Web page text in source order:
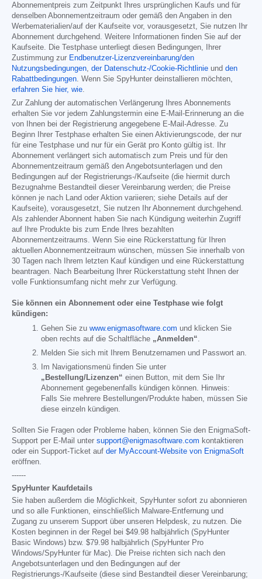
Abonnementpreis zum Zeitpunkt Ihres ursprünglichen Kaufs und für
denselben Abonnementzeitraum oder gemäß den Angaben in den
Werbematerialien/auf der Kaufseite vor, vorausgesetzt, Sie nutzen Ihr
Abonnement durchgehend. Weitere Informationen finden Sie auf der
Kaufseite. Die Testphase unterliegt diesen Bedingungen, Ihrer
Zustimmung zur Endbenutzer-Lizenzvereinbarung/den
Nutzungsbedingungen, der Datenschutz-/Cookie-Richtlinie und den
Rabattbedingungen. Wenn Sie SpyHunter deinstallieren möchten,
erfahren Sie hier, wie.
Zur Zahlung der automatischen Verlängerung Ihres Abonnements
erhalten Sie vor jedem Zahlungstermin eine E-Mail-Erinnerung an die
von Ihnen bei der Registrierung angegebene E-Mail-Adresse. Zu
Beginn Ihrer Testphase erhalten Sie einen Aktivierungscode, der nur
für eine Testphase und nur für ein Gerät pro Konto gültig ist. Ihr
Abonnement verlängert sich automatisch zum Preis und für den
Abonnementzeitraum gemäß den Angebotsunterlagen und den
Bedingungen auf der Registrierungs-/Kaufseite (die hiermit durch
Bezugnahme Bestandteil dieser Vereinbarung werden; die Preise
können je nach Land oder Aktion variieren; siehe Details auf der
Kaufseite), vorausgesetzt, Sie nutzen Ihr Abonnement durchgehend.
Als zahlender Abonnent haben Sie nach Kündigung weiterhin Zugriff
auf Ihre Produkte bis zum Ende Ihres bezahlten
Abonnementzeitraums. Wenn Sie eine Rückerstattung für Ihren
aktuellen Abonnementzeitraum wünschen, müssen Sie innerhalb von
30 Tagen nach Ihrem letzten Kauf kündigen und eine Rückerstattung
beantragen. Nach Bearbeitung Ihrer Rückerstattung steht Ihnen der
volle Funktionsumfang nicht mehr zur Verfügung.
Sie können ein Abonnement oder eine Testphase wie folgt
kündigen:
Gehen Sie zu www.enigmasoftware.com und klicken Sie
oben rechts auf die Schaltfläche „Anmelden“
Melden Sie sich mit Ihrem Benutzernamen und Passwort an.
Im Navigationsmenü finden Sie unter
„Bestellung/Lizenzen“ einen Button, mit dem Sie Ihr
Abonnement gegebenenfalls kündigen können. Hinweis:
Falls Sie mehrere Bestellungen/Produkte haben, müssen Sie
diese einzeln kündigen.
Sollten Sie Fragen oder Probleme haben, können Sie den EnigmaSoft-
Support per E-Mail unter support@enigmasoftware.com kontaktieren
oder ein Support-Ticket auf der MyAccount-Website von EnigmaSoft
eröffnen.
------
SpyHunter Kaufdetails
Sie haben außerdem die Möglichkeit, SpyHunter sofort zu abonnieren
und so alle Funktionen, einschließlich Malware-Entfernung und
Zugang zu unserem Support über unseren Helpdesk, zu nutzen. Die
Kosten beginnen in der Regel bei $49.98 halbjährlich (SpyHunter
Basic Windows) bzw. $79.98 halbjährlich (SpyHunter Pro
Windows/SpyHunter für Mac). Die Preise richten sich nach den
Angebotsunterlagen und den Bedingungen auf der
Registrierungs-/Kaufseite (diese sind Bestandteil dieser Vereinbarung;